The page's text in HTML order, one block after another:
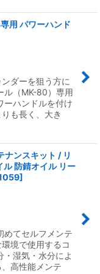
用 パワーハンド
ダーを狙う方に
ル（MK-80）専用
ーハンドルを付け
も長く、大き
ンスキット / リ
ル 防錆オイル リー
]
めてセルフメンテ
境で使用するコ
・湿気・水分によ
高性能メンテ